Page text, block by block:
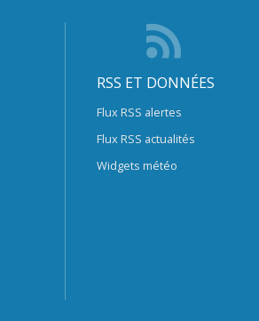
RSS ET DONNÉES
Flux RSS alertes
Flux RSS actualités
Widgets météo